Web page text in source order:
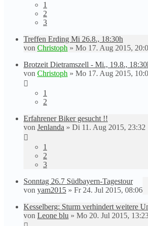
1
2
3
Treffen Erding Mi 26.8., 18:30h
von Christoph » Mo 17. Aug 2015,
Brotzeit Dietramszell - Mi., 19.8.,
von Christoph » Mo 17. Aug 2015,
1
2
Erfahrener Biker gesucht !!
von Jenlanda » Di 11. Aug 2015, 23:32
1
2
3
Sonntag 26.7 Südbayern-Tagestour
von yam2015 » Fr 24. Jul 2015, 08:06
Kesselberg: Sturm verhindert weitere
von Leone blu » Mo 20. Jul 2015,